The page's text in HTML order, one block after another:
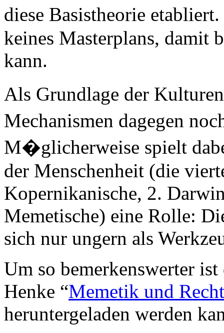
diese Basistheorie
keines Masterplans, damit
kann.
Als Grundlage der
Mechanismen dagegen
M�glicherweise spielt
der Menschenheit (die
Kopernikanische, 2.
Memetische) eine Rolle:
sich nur ungern als
Um so bemerkenswerter
Henke “Memetik und Recht
heruntergeladen werden